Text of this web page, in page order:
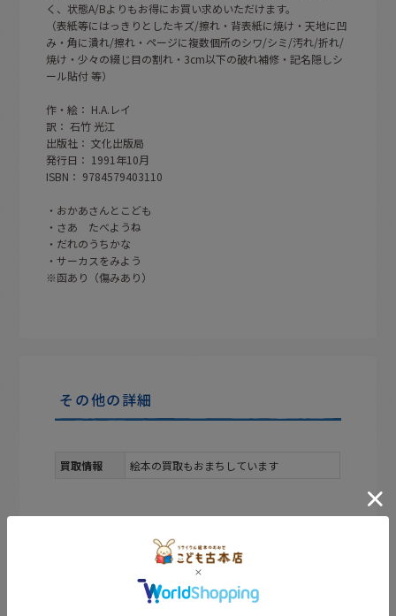
く、状態A/Bよりもお得にお買い求めいただけます。
（表紙等にはっきりとしたキズ/擦れ・背表紙に焼け・天地に凹
み・角に潰れ/擦れ・ページに複数個所のシワ/シミ/汚れ/折れ/
焼け・少々の綴じ目の割れ・3cm以下の破れ補修・記名隠しシ
ール貼付 等）
作・絵： H.A.レイ
訳： 石竹 光江
出版社： 文化出版局
発行日： 1991年10月
ISBN： 9784579403110
・おかあさんとこども
・さあ たべようね
・だれのうちかな
・サーカスをみよう
※函あり（傷みあり）
その他の詳細
買取情報 絵本の買取もおまちしています
のぞき見。